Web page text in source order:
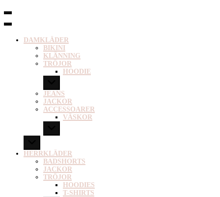
DAMKLÄDER
BIKINI
KLÄNNING
TRÖJOR
HOODIE
JEANS
JACKOR
ACCESSOARER
VÄSKOR
HERRKLÄDER
BADSHORTS
JACKOR
TRÖJOR
HOODIES
T-SHIRTS